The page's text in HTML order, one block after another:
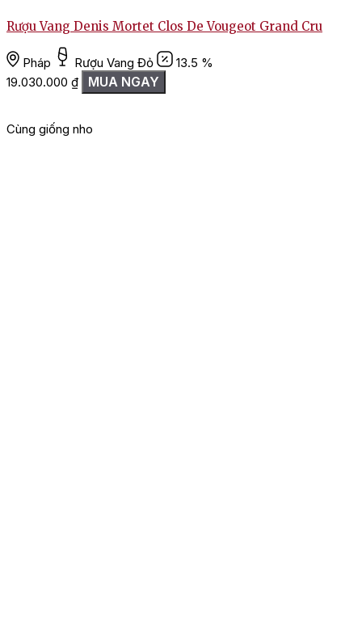
Rượu Vang Denis Mortet Clos De Vougeot Grand Cru
Pháp Rượu Vang Đỏ
13.5 %
19.030.000 ₫ MUA NGAY
Cùng giống nho